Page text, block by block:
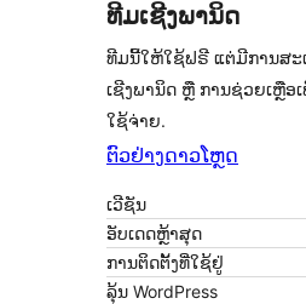
ທີມເຊີງພານິດ
ທີມນີ້ໃຫ້ໃຊ້ຟຣີ ແຕ່ມີການສະ
ເຊີງພານິດ ຫຼື ການຊ່ວຍເຫຼືອ
ໃຊ້ຈ່າຍ.
ຕົວຢ່າງດາວໂຫຼດ
ເວີຊັນ
ອັບເດດຫຼ້າສຸດ
ການຕິດຕັ້ງທີ່ໃຊ້ຢູ່
ລຸ້ນ WordPress